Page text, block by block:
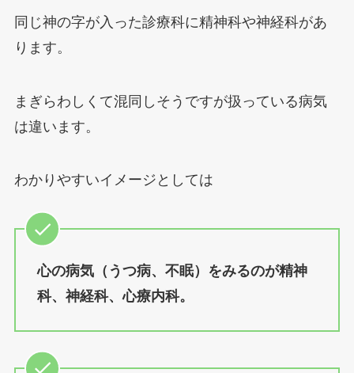
同じ神の字が入った診療科に精神科や神経科があ
ります。
まぎらわしくて混同しそうですが扱っている病気
は違います。
わかりやすいイメージとしては
心の病気（うつ病、不眠）をみるのが精神
科、神経科、心療内科。